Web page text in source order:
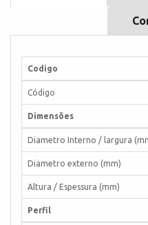
Codigo
Código
Dimensões
Diametro Interno / largura
Diametro externo (mm)
Altura / Espessura (mm)
Perfil